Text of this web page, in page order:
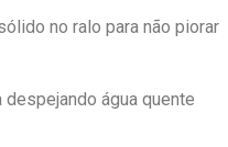
no ralo para não piorar
água quente